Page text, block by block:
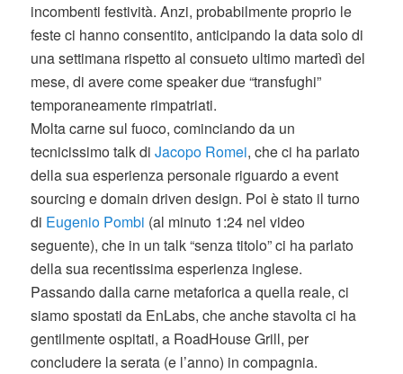
incombenti festività. Anzi, probabilmente proprio le
feste ci hanno consentito, anticipando la data solo di
una settimana rispetto al consueto ultimo martedì del
mese, di avere come speaker due “transfughi”
temporaneamente rimpatriati.
Molta carne sul fuoco, cominciando da un
tecnicissimo talk diJacopo Romei, che ci ha parlato
della sua esperienza personale riguardo a event
sourcing e domain driven design. Poi è stato il turno
di Eugenio Pombi (al minuto 1:24 nel video
seguente), che in un talk “senza titolo” ci ha parlato
della sua recentissima esperienza inglese.
Passando dalla carne metaforica a quella reale, ci
siamo spostati da EnLabs, che anche stavolta ci ha
gentilmente ospitati, a RoadHouse Grill, per
concludere la serata (e l’anno) in compagnia.